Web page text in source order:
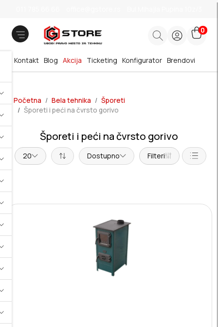
0
Brendovi
Blog Akcija
Kontakt Ticketing Konfigurator
Početna Bela tehnika
Šporeti
Šporeti i peći na čvrsto gorivo
Šporeti i peći na čvrsto gorivo
20 Dostupno Filteri